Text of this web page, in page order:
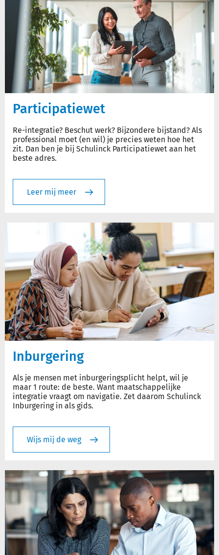
Participatiewet
Re-integratie? Beschut werk? Bijzondere bijstand? Als
professional moet (en wil) je precies weten hoe het
zit. Dan ben je bij Schulinck Participatiewet aan het
beste adres.
Leer mij meer
Inburgering
Als je mensen met inburgeringsplicht helpt, wil je
maar 1 route: de beste. Want maatschappelijke
integratie vraagt om navigatie. Zet daarom Schulinck
Inburgering in als gids.
Wijs mij de weg